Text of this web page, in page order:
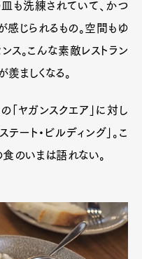
も洗練されていて、かつ
感じられるもの。空間もゆ
ス。こんな素敵レストラン
ましくなる。
「ヤガンスクエア」に対し
ート・ビルディング」。こ
のいまは語れない。